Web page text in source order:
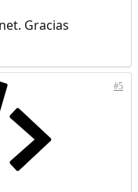
Gracias
#5